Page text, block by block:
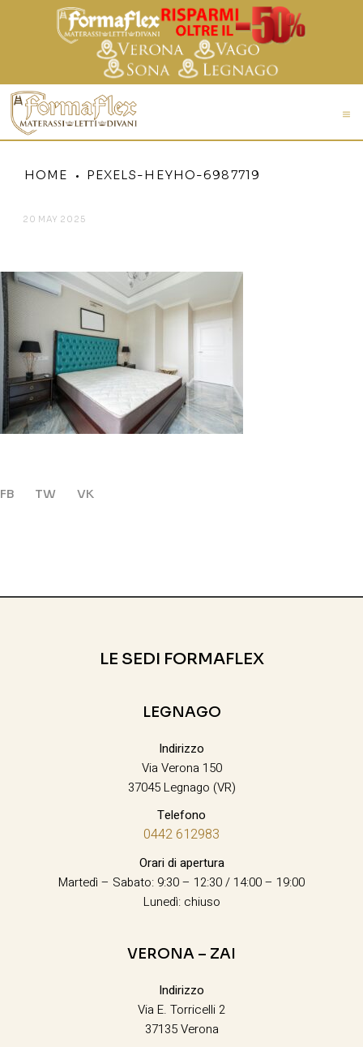
HOME PEXELS-HEYHO-6987719
20 MAY 2025
FB TW VK
LE SEDI FORMAFLEX
LEGNAGO
Indirizzo
Via Verona 150
37045 Legnago (VR)
Telefono
0442 612983
Orari di apertura
Martedì – Sabato: 9:30 – 12:30 / 14:00 – 19:00
Lunedì: chiuso
VERONA – ZAI
Indirizzo
Via E. Torricelli 2
37135 Verona